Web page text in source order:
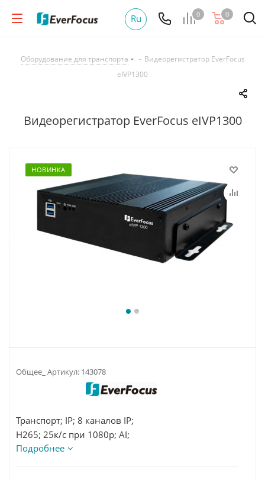
0 0
Ru
Оборудование для транспорта - Видеорегистратор EverFocus
eIVP1300
Видеорегистратор EverFocus eIVP1300
НОВИНКА
Общее_ Артикул: 143078
Транспорт; IP; 8 каналов IP;
H265; 25к/с при 1080p; AI;
SSD 4Tb, SD256G;
Подробнее